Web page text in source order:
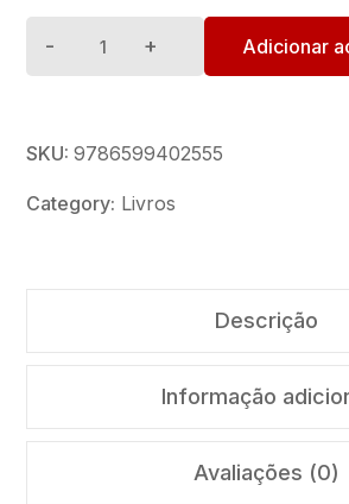
Adicionar
SKU:9786599402555
Category: Livros
Descrição
Informação
Avaliações (0)